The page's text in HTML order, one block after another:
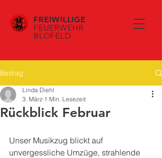
FREIWILLIGE
FEUERWEHR
BLOFELD
Beitrag
Rückblick Februar
Linda Diehl
3. März 1 Min. Lesezeit
Unser Musikzug blickt auf
unvergessliche Umzüge, strahlende